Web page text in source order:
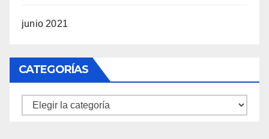
junio 2021
CATEGORÍAS
Categorías